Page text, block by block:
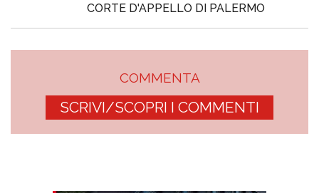
CORTE D'APPELLO DI PALERMO
COMMENTA
SCRIVI/SCOPRI I COMMENTI